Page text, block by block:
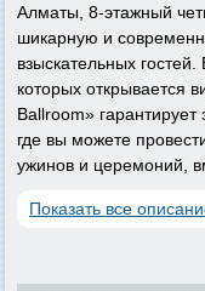
Алматы, 8-этажный
шикарную и
взыскательных
которых открывается
Ballroom» гарантирует
где вы можете
ужинов и церемоний,
Показать все